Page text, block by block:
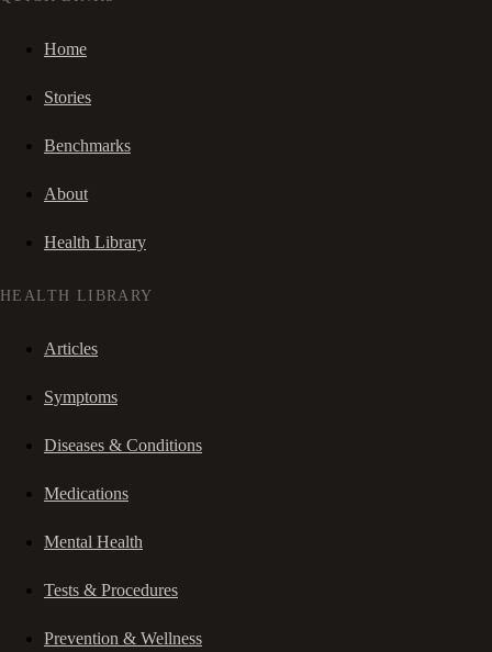
Home
Stories
Benchmarks
About
Health Library
HEALTH LIBRARY
Articles
Symptoms
Diseases & Conditions
Medications
Mental Health
Tests & Procedures
Prevention & Wellness